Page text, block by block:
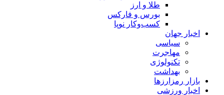
طلا و ارز
بورس و فارکس
کسب‌وکار نوپا
اخبار جهان
سیاسی
مهاجرت
تکنولوژی
بهداشت
بازار رمزارزها
اخبار ورزشی